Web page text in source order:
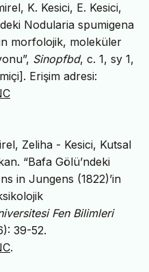
K. Kesici, E. Kesici,
Nodularia spumigena
morfolojik, moleküler
Sinopfbd, c. 1, sy 1,
Erişim adresi:
Zeliha - Kesici, Kutsal
“Bafa Gölü’ndeki
in Jungens (1822)’in
Fen Bilimleri
39-52.
.